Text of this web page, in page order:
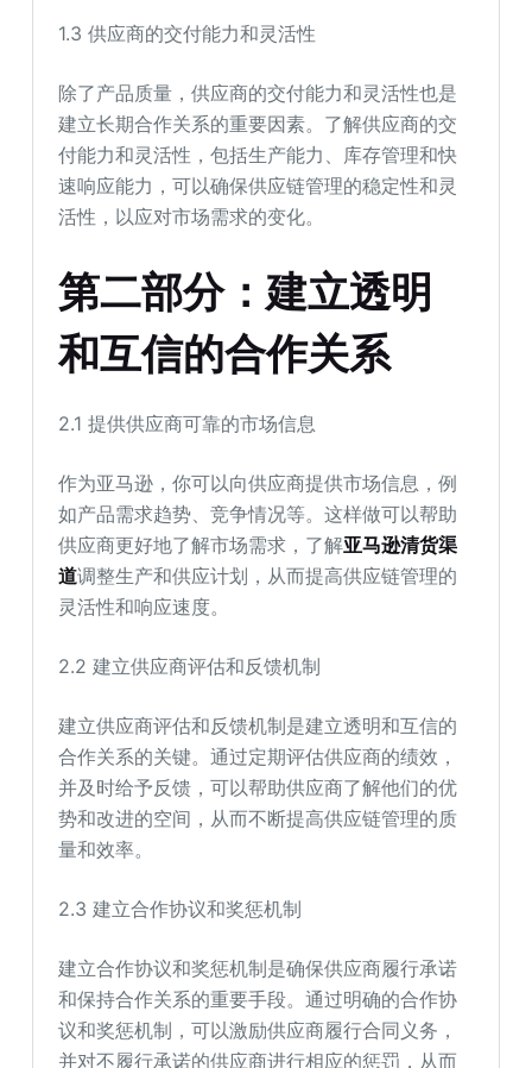
1.3 供应商的交付能力和灵活性
除了产品质量，供应商的交付能力和灵活性也是
建立长期合作关系的重要因素。了解供应商的交
付能力和灵活性，包括生产能力、库存管理和快
速响应能力，可以确保供应链管理的稳定性和灵
活性，以应对市场需求的变化。
第二部分：建立透明
和互信的合作关系
2.1 提供供应商可靠的市场信息
作为亚马逊，你可以向供应商提供市场信息，例
如产品需求趋势、竞争情况等。这样做可以帮助
供应商更好地了解市场需求，了解亚马逊清货渠
道调整生产和供应计划，从而提高供应链管理的
灵活性和响应速度。
2.2 建立供应商评估和反馈机制
建立供应商评估和反馈机制是建立透明和互信的
合作关系的关键。通过定期评估供应商的绩效，
并及时给予反馈，可以帮助供应商了解他们的优
势和改进的空间，从而不断提高供应链管理的质
量和效率。
2.3 建立合作协议和奖惩机制
建立合作协议和奖惩机制是确保供应商履行承诺
和保持合作关系的重要手段。通过明确的合作协
议和奖惩机制，可以激励供应商履行合同义务，
并对不履行承诺的供应商进行相应的惩罚，从而